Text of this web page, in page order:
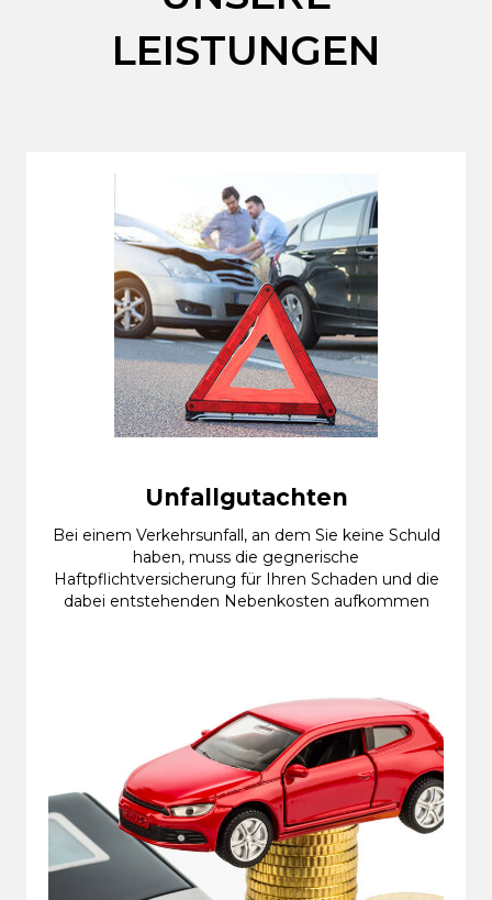
LEISTUNGEN
Unfallgutachten
Bei einem Verkehrsunfall, an dem Sie keine Schuld
haben, muss die gegnerische
Haftpflichtversicherung für Ihren Schaden und die
dabei entstehenden Nebenkosten aufkommen